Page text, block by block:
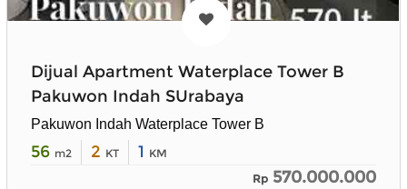
Dijual Apartment Waterplace Tower B
Pakuwon Indah SUrabaya
Pakuwon Indah Waterplace Tower B
56 m2 2 KT 1 KM
Rp 570.000.000